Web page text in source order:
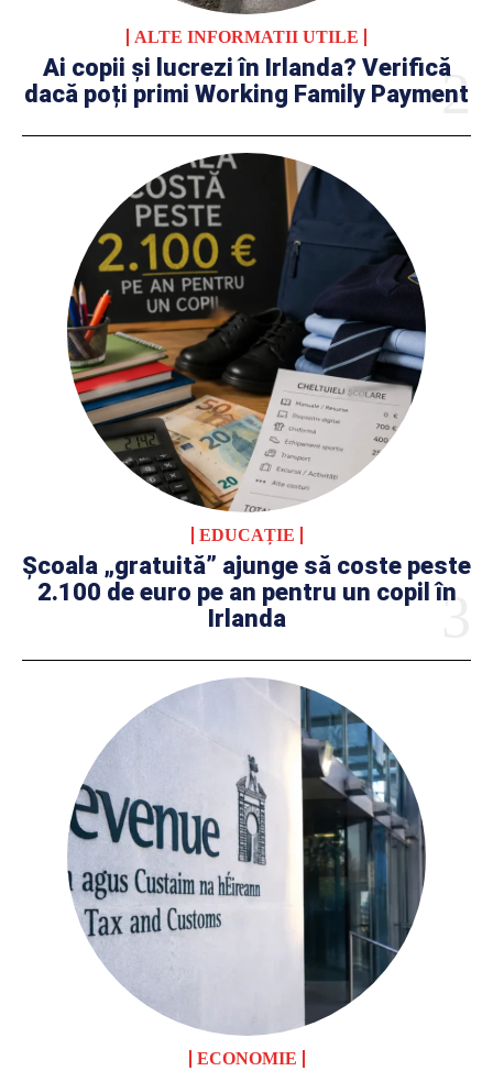
ALTE INFORMATII UTILE
Ai copii și lucrezi în Irlanda? Verifică
dacă poți primi Working Family Payment
EDUCAȚIE
Școala „gratuită” ajunge să coste peste
2.100 de euro pe an pentru un copil în
Irlanda
ECONOMIE